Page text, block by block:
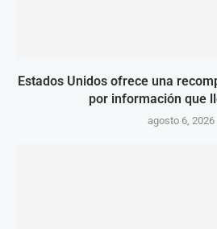
Estados Unidos ofrece una
por información que
agosto 6, 2026